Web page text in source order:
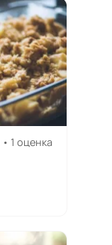
1 оценка